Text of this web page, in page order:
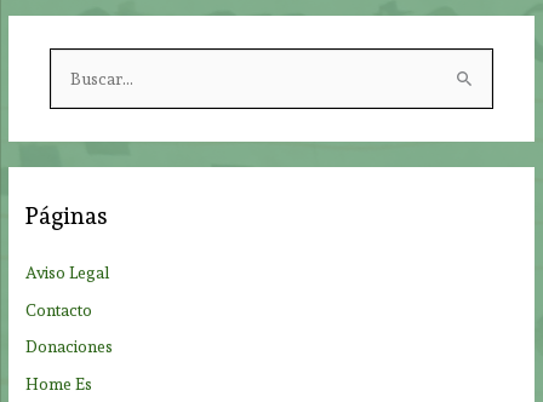
r
:
Páginas
Aviso Legal
Contacto
Donaciones
Home Es